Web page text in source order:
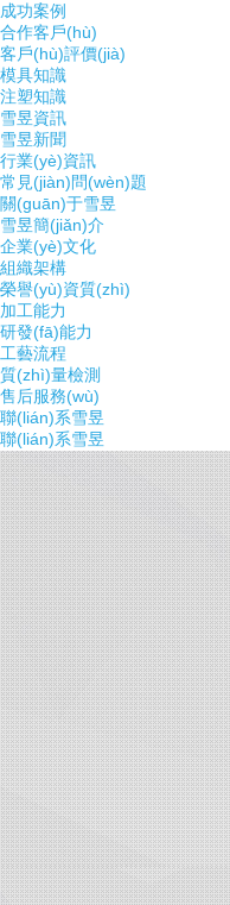
成功案例
合作客戶(hù)
客戶(hù)評價(jià)
模具知識
注塑知識
雪昱資訊
雪昱新聞
行業(yè)資訊
常見(jiàn)問(wèn)題
關(guān)于雪昱
雪昱簡(jiǎn)介
企業(yè)文化
組織架構
榮譽(yù)資質(zhì)
加工能力
研發(fā)能力
工藝流程
質(zhì)量檢測
售后服務(wù)
聯(lián)系雪昱
聯(lián)系雪昱